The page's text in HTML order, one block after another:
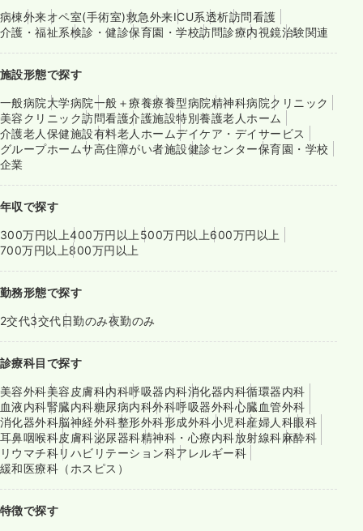
病棟外来オペ室(手術室)救急外来ICU系透析訪問看護
介護・福祉系検診・健診保育園・学校訪問診療内視鏡治験関連
施設形態で探す
一般病院大学病院一般＋療養療養型病院精神科病院クリニック
美容クリニック訪問看護介護施設特別養護老人ホーム
介護老人保健施設有料老人ホームデイケア・デイサービス
グループホームサ高住障がい者施設健診センター保育園・学校
企業
年収で探す
300万円以上400万円以上 500万円以上600万円以上
700万円以上800万円以上
勤務形態で探す
2交代3交代日勤のみ夜勤のみ
診療科目で探す
美容外科美容皮膚科内科呼吸器内科消化器内科循環器内科
血液内科腎臓内科糖尿病内科外科呼吸器外科心臓血管外科
消化器外科脳神経外科整形外科形成外科小児科産婦人科眼科
耳鼻咽喉科皮膚科泌尿器科精神科・心療内科放射線科麻酔科
リウマチ科リハビリテーション科アレルギー科
緩和医療科（ホスピス）
特徴で探す